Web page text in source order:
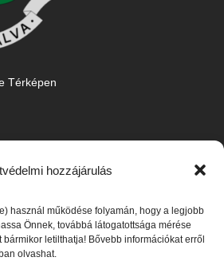
hozzájárulás
használ működése folyamán, hogy a legjobb
Önnek, továbbá látogatottsága mérése
letilthatja! Bővebb információkat erről
olvashat.
Térképen
67.
,06-66/487-100